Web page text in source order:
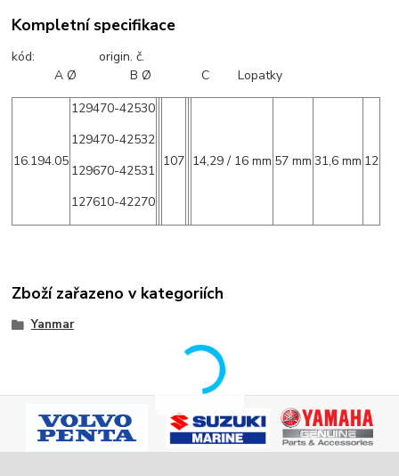
Kompletní specifikace
kód: origin. č.
A Ø B Ø C Lopatky
16.194.05
129470-42530
129470-42532
129670-42531
127610-42270
107 14,29 / 16 mm 57 mm 31,6 mm 12
Zboží zařazeno v kategoriích
Yanmar